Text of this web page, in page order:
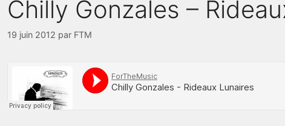
Chilly Gonzales –
19 juin 2012 par FTM